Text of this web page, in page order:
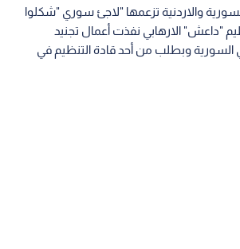
والاردنية تزعمها "لاجئ سوري "شكلوا
"داعش" الارهابي نفذت أعمال تجنيد
السورية وبطلب من أحد قادة التنظيم في